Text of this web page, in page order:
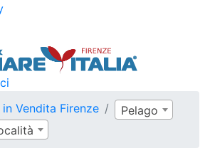
Vendita Firenze
Pelago